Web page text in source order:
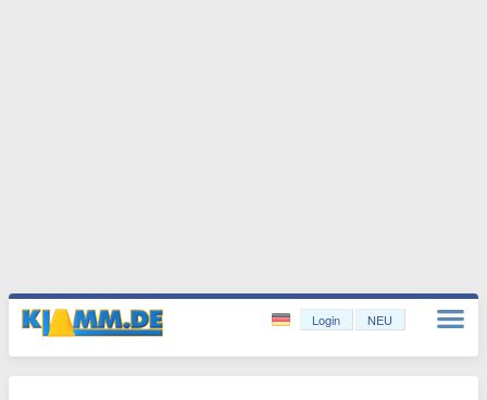
Login NEU